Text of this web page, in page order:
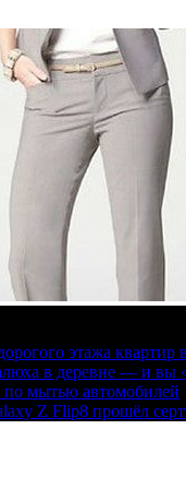
этажа квартир
в деревне — и
по мытью автомобилей
Z Flip8 прошёл